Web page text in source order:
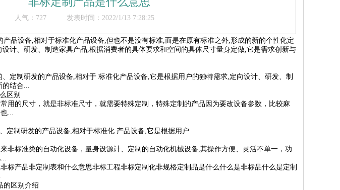
人气： 727 发表时间：2022/1/13 7:28:25
品设备,相对于标准化产品设备,但也不是没有标准,而是在原有标准之外,形成的新的个性化定
计、研发、制造家具产品,根据消费者的具体要求和空间的具体尺寸量身定做,它是需求创新与
定制研发的产品设备,相对于 标准化产品设备,它是根据用户的独特需求,定向设计、研发、制
的结合...
区别
用的尺寸，就是非标准尺寸，就需要特殊定制，特殊定制的产品因为要改设备参数，比较麻
...
定制研发的产品设备,相对于标准化 产品设备,它是根据用户
非标准类的自动化设备，量身设源计、定制的自动化机械设备,其操作方便、灵活不单一，功
标产品非定制表和什么意思非标工程非标定制化非规格定制品是什么什么是非标品什么是定制
的区别介绍